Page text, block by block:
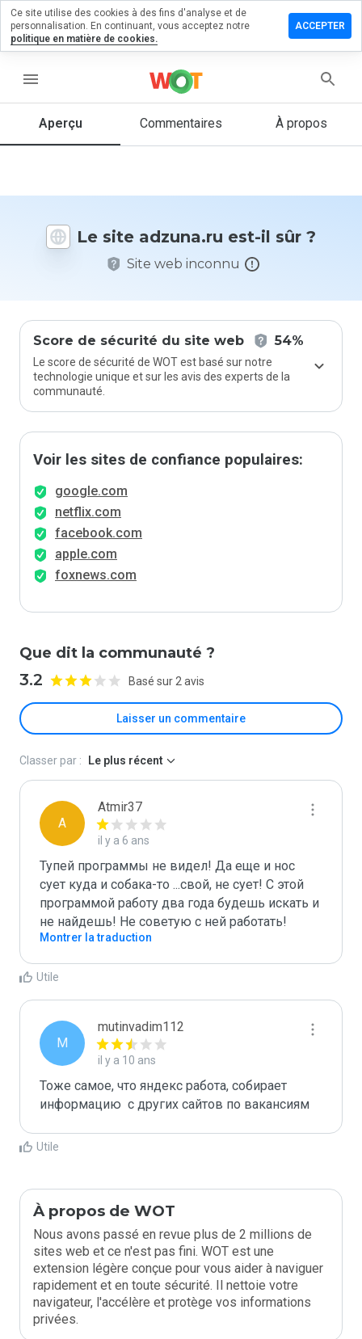
menu
Aperçu Commentaires À propos
Le site adzuna.ru est-il sûr ?
Site web inconnu
Score de sécurité du site web 54%
Le score de sécurité de WOT est basé sur notre
technologie unique et sur les avis des experts de la
communauté.
Voir les sites de confiance populaires:
google.com
netflix.com
facebook.com
apple.com
foxnews.com
Que dit la communauté ?
3.2 Basé sur 2 avis
Laisser un commentaire
un
1 et 5
vous à ce
Classer par : Le plus récent
A
Atmir37
il y a 6 ans
Тупей программы не видел! Да еще и нос
сует куда и собака-то ...свой, не сует! С этой
программой работу два года будешь искать и
не найдешь! Не советую с ней работать!
Montrer la traduction
Utile
M
mutinvadim112
il y a 10 ans
Тоже самое, что яндекс работа, собирает
информацию  с других сайтов по вакансиям
Utile
À propos de WOT
Nous avons passé en revue plus de 2 millions de
sites web et ce n'est pas fini. WOT est une
extension légère conçue pour vous aider à naviguer
rapidement et en toute sécurité. Il nettoie votre
navigateur, l'accélère et protège vos informations
privées.
Ce site utilise des cookies à des fins d'analyse et de
personnalisation. En continuant, vous acceptez notre
politique en matière de cookies.
ACCEPTER